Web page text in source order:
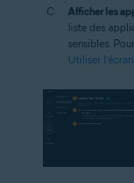
Afficher les
liste des
sensibles.
Utiliser